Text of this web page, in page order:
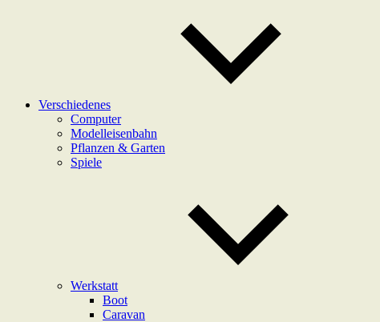
Verschiedenes
Computer
Modelleisenbahn
Pflanzen & Garten
Spiele
Werkstatt
Boot
Caravan